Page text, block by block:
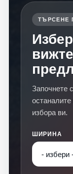
ТЪРСЕНЕ
Започнете
избора ви.
ШИРИНА